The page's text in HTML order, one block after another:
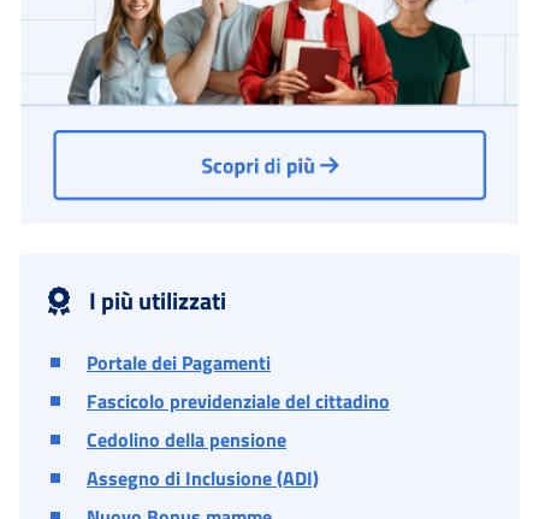
I più utilizzati
Portale dei Pagamenti
Fascicolo previdenziale del cittadino
Cedolino della pensione
Assegno di Inclusione (ADI)